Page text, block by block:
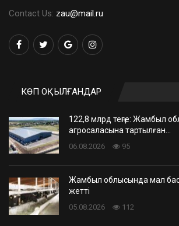
Contact Us: zau@mail.ru
КӨП ОҚЫЛҒАНДАР
122,8 млрд теңге: Жамбыл
агросаласына тартылған…
06.08.2026 95
Жамбыл облысында мал
жетті
05.08.2026 112